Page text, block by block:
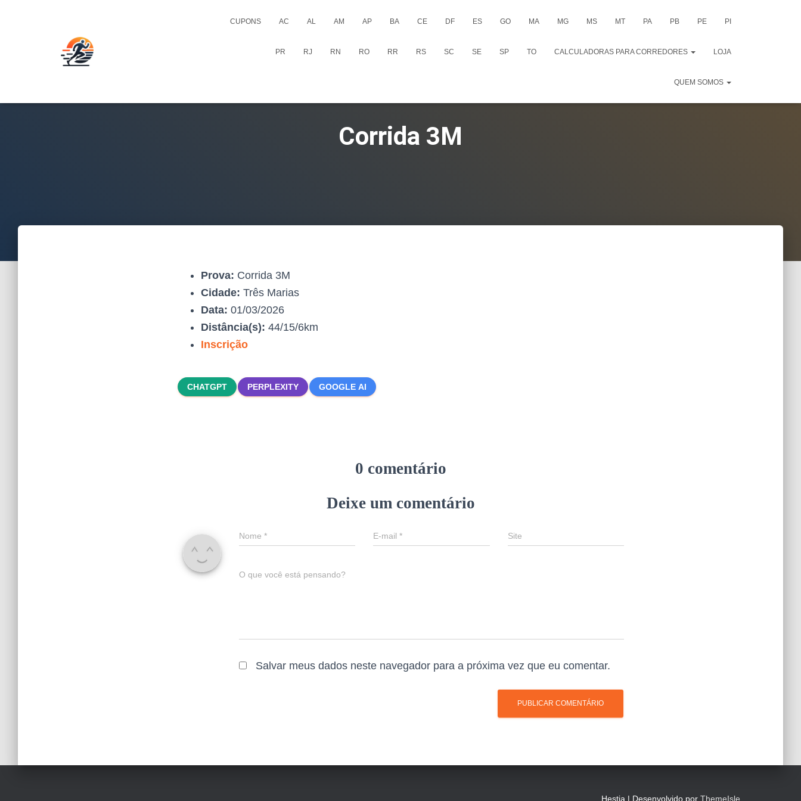
CUPONS AC AL AM AP BA CE DF ES GO MA MG MS MT PA PB PE PI
PR RJ RN RO RR RS SC SE SP TO CALCULADORAS PARA CORREDORES LOJA
QUEM SOMOS
Corrida 3M
Prova: Corrida 3M
Cidade: Três Marias
Data: 01/03/2026
Distância(s): 44/15/6km
Inscrição
CHATGPT PERPLEXITY GOOGLE AI
0 comentário
Deixe um comentário
Nome * E-mail* Site
O que você está pensando?
Salvar meus dados neste navegador para a próxima vez que eu comentar.
Hestia | Desenvolvido por ThemeIsle